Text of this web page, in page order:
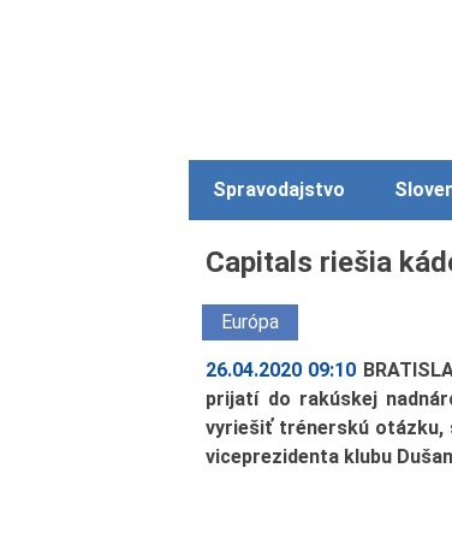
Spravodajstvo
Capitals riešia
Európa
26.04.2020 09:10
prijatí do rakúskej
vyriešiť trénerskú otázku,
viceprezidenta klubu